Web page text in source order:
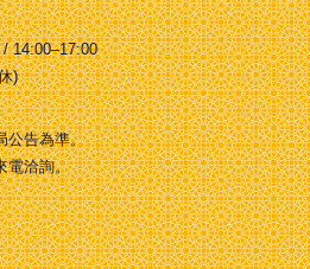
14:00–17:00
)
公告為準。
電洽詢。